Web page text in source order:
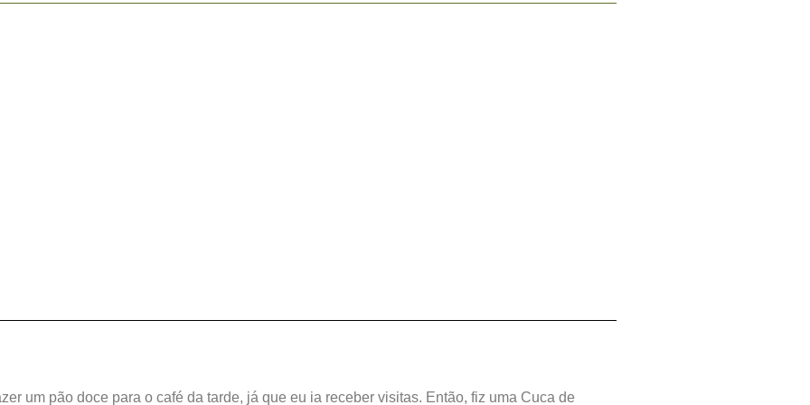
um pão doce para o café da tarde, já que eu ia receber visitas. Então, fiz uma Cuca de